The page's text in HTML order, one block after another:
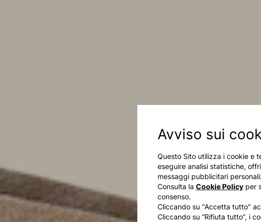
Avviso sui
Questo Sito utilizza i cookie e
eseguire analisi statistiche,
messaggi pubblicitari
Consulta la Cookie Policy per
consenso.
Cliccando su "Accetta tutto"
Cliccando su “Rifiuta tutto”, i